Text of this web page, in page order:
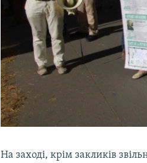
На заході, крім закликів